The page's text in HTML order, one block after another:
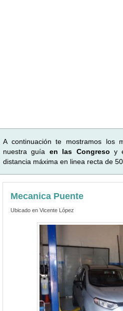
A continuación te mostramos los
nuestra guía en las Congreso y
distancia máxima en linea recta de 50
Mecanica Puente
Ubicado en Vicente López